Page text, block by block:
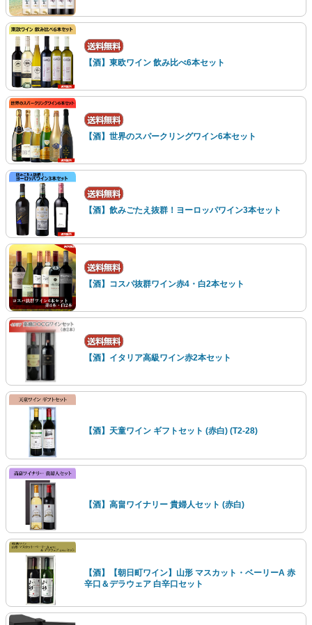
【酒】東欧ワイン 飲み比べ6本セット
【酒】世界のスパークリングワイン6本セット
【酒】飲みごたえ抜群！ヨーロッパワイン3本セット
【酒】コスパ抜群ワイン赤4・白2本セット
【酒】イタリア高級ワイン赤2本セット
【酒】天童ワイン ギフトセット (赤白) (T2-28)
【酒】高畠ワイナリー 貴婦人セット (赤白)
【酒】【朝日町ワイン】山形 マスカット・ベーリーA 赤
辛口＆デラウェア 白辛口セット